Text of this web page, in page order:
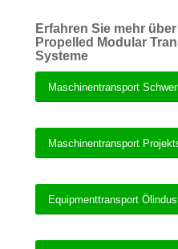
Erfahren Sie mehr
Propelled Modular
Systeme
Maschinentransport
Maschinentransport
Equipmenttransport